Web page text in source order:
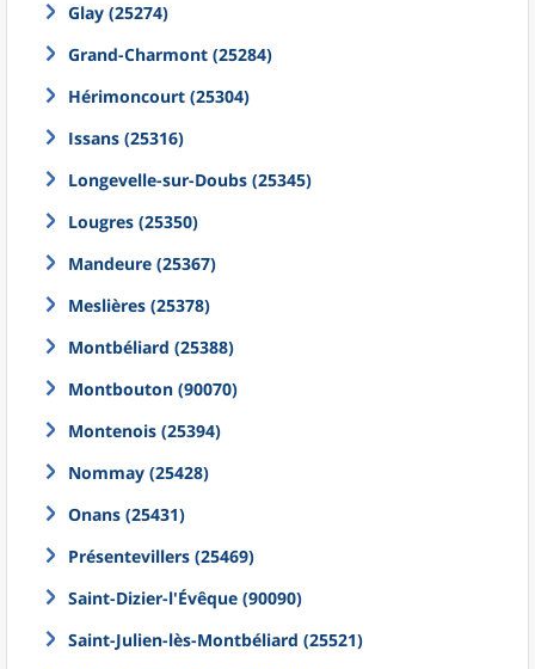
Glay (25274)
Grand-Charmont (25284)
Hérimoncourt (25304)
Issans (25316)
Longevelle-sur-Doubs (25345)
Lougres (25350)
Mandeure (25367)
Meslières (25378)
Montbéliard (25388)
Montbouton (90070)
Montenois (25394)
Nommay (25428)
Onans (25431)
Présentevillers (25469)
Saint-Dizier-l'Évêque (90090)
Saint-Julien-lès-Montbéliard (25521)